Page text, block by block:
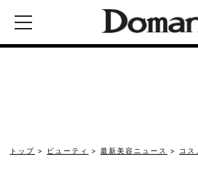
トップ ビューティ 最新美容ニュース コス